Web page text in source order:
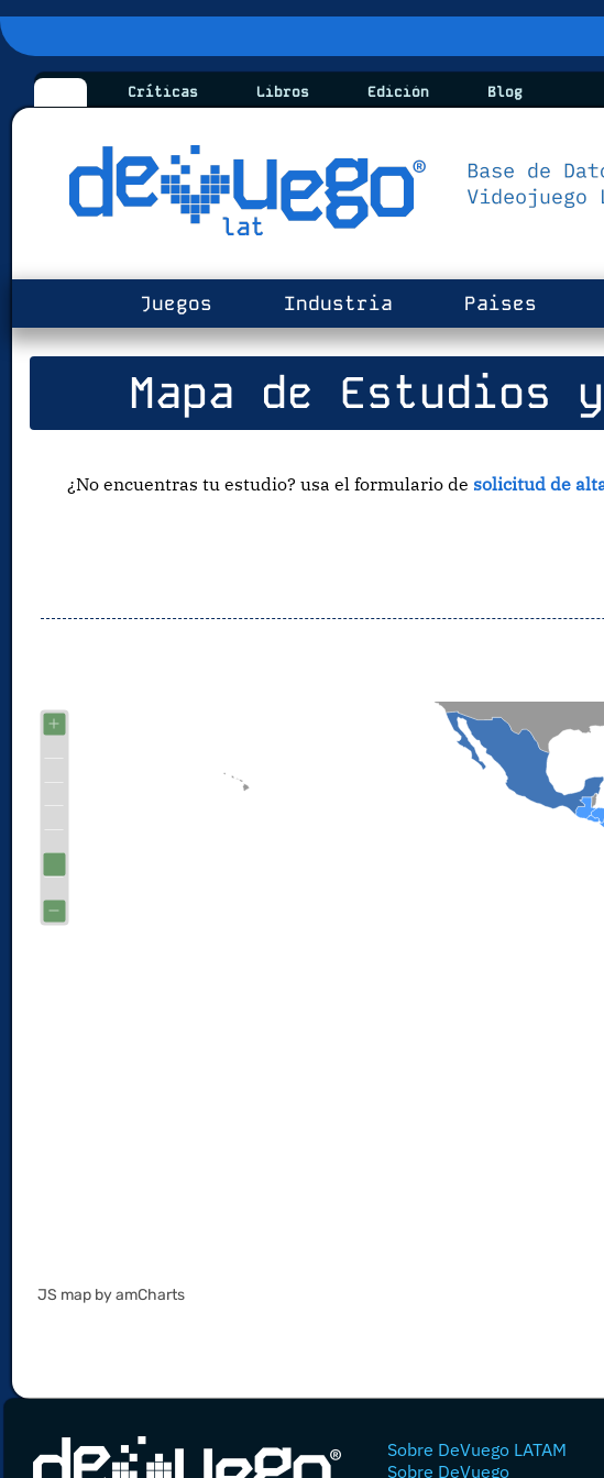
Críticas Libros Edición Blog
Juegos Industria Paises
Mapa de Estudios
¿No encuentras tu estudio? usa el formulario de solicitud de
JS map by amCharts
Sobre DeVuego LATAM
Sobre DeVuego